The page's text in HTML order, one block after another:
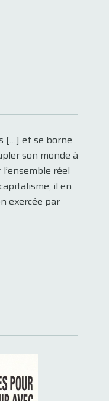
[…] et se borne
son monde à
réel
il en
exercée par